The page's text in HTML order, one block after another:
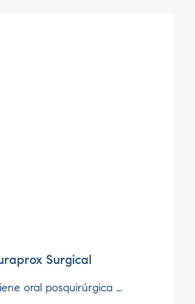
Surgical
oral posquirúrgica ...